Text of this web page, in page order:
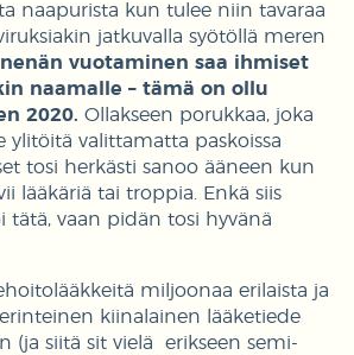
naapurista kun tulee niin tavaraa
jatkuvalla syötöllä meren
vuotaminen saa ihmiset
naamalle – tämä on ollu
2020. Ollakseen porukkaa, joka
ylitöitä valittamatta paskoissa
tosi herkästi sanoo ääneen kun
lääkäriä tai troppia. Enkä siis
tätä, vaan pidän tosi hyvänä
miljoonaa erilaista ja
kiinalainen lääketiede
(ja siitä sit vielä erikseen semi-